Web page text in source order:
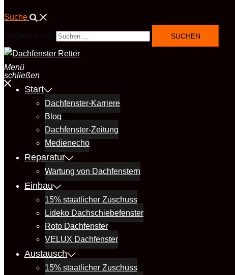
Suche
Menü
schließen
Start
Dachfenster-Karriere
Blog
Dachfenster-Zeitung
Medienecho
Reparatur
Wartung von Dachfenstern
Einbau
15% staatlicher Zuschuss
Lideko Dachschiebefenster
Roto Dachfenster
VELUX Dachfenster
Austausch
15% staatlicher Zuschuss